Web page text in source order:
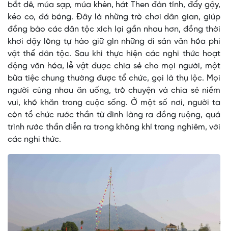
bắt dê, múa sạp, múa khèn, hát Then đàn tính, đẩy gậy,
kéo co, đá bóng. Đây là những trò chơi dân gian, giúp
đồng bào các dân tộc xích lại gần nhau hơn, đồng thời
khơi dậy lòng tự hào giữ gìn những di sản văn hóa phi
vật thể dân tộc. Sau khi thực hiện các nghi thức hoạt
động văn hóa, lễ vật được chia sẻ cho mọi người, một
bữa tiệc chung thường được tổ chức, gọi là thụ lộc. Mọi
người cùng nhau ăn uống, trò chuyện và chia sẻ niềm
vui, khó khăn trong cuộc sống. Ở một số nơi, người ta
còn tổ chức rước thần từ đình làng ra đồng ruộng, quá
trình rước thần diễn ra trong không khí trang nghiêm, với
các nghi thức.